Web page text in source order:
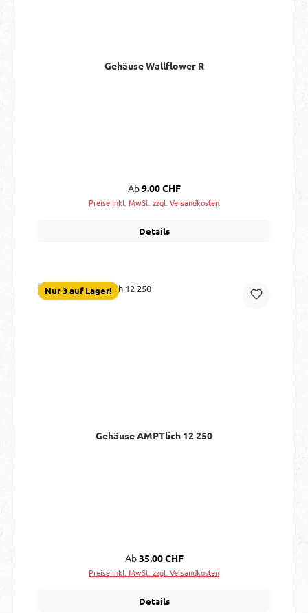
Gehäuse Wallflower R
Regulärer Preis:
Ab9.00 CHF
Preise inkl. MwSt. zzgl. Versandkosten
Details
Nur 3 auf Lager!
Gehäuse AMPTlich 12 250
Regulärer Preis:
Ab35.00 CHF
Preise inkl. MwSt. zzgl. Versandkosten
Details